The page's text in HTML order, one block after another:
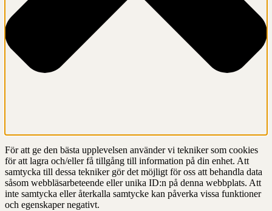
För att ge den bästa upplevelsen använder vi tekniker som cookies
för att lagra och/eller få tillgång till information på din enhet. Att
samtycka till dessa tekniker gör det möjligt för oss att behandla data
såsom webbläsarbeteende eller unika ID:n på denna webbplats. Att
inte samtycka eller återkalla samtycke kan påverka vissa funktioner
och egenskaper negativt.